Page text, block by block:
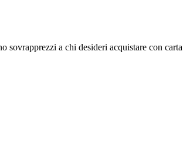
a chi desideri acquistare con carta